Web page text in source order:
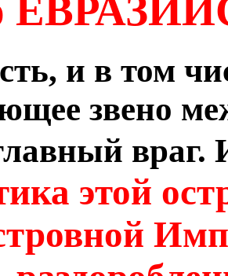
и в том
звено
враг.
этой